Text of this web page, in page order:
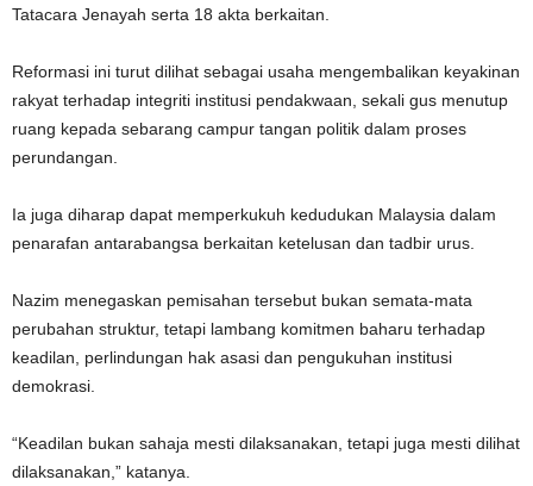
Tatacara Jenayah serta 18 akta berkaitan.
Reformasi ini turut dilihat sebagai usaha mengembalikan keyakinan
rakyat terhadap integriti institusi pendakwaan, sekali gus menutup
ruang kepada sebarang campur tangan politik dalam proses
perundangan.
Ia juga diharap dapat memperkukuh kedudukan Malaysia dalam
penarafan antarabangsa berkaitan ketelusan dan tadbir urus.
Nazim menegaskan pemisahan tersebut bukan semata-mata
perubahan struktur, tetapi lambang komitmen baharu terhadap
keadilan, perlindungan hak asasi dan pengukuhan institusi
demokrasi.
“Keadilan bukan sahaja mesti dilaksanakan, tetapi juga mesti dilihat
dilaksanakan,” katanya.